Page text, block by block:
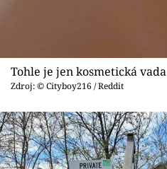
Tohle je jen kosmetická vada
Zdroj: © Cityboy216 / Reddit